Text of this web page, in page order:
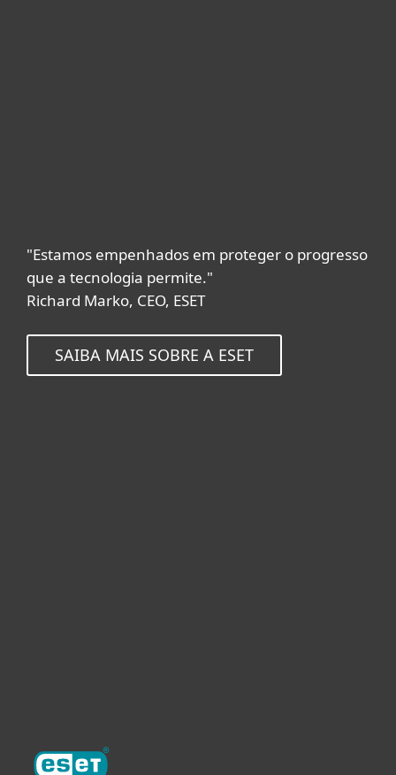
"Estamos empenhados em proteger o progresso
que a tecnologia permite."
Richard Marko, CEO, ESET
SAIBA MAIS SOBRE A ESET